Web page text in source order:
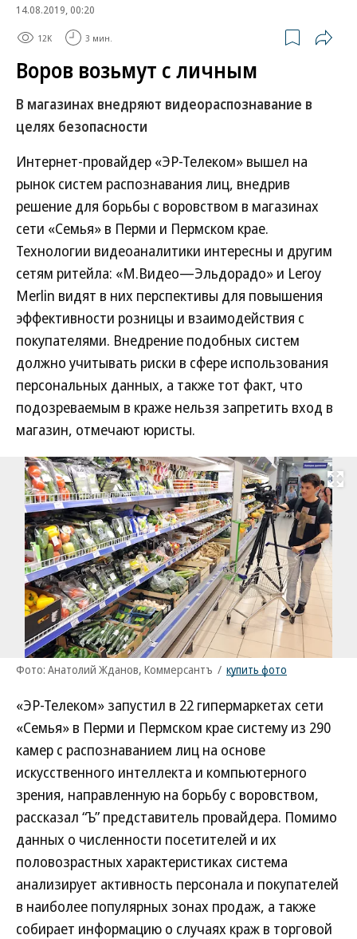
14.08.2019, 00:20
12K 3 мин.
Воров возьмут с личным
В магазинах внедряют видеораспознавание в
целях безопасности
Интернет-провайдер «ЭР-Телеком» вышел на
рынок систем распознавания лиц, внедрив
решение для борьбы с воровством в магазинах
сети «Семья» в Перми и Пермском крае.
Технологии видеоаналитики интересны и другим
сетям ритейла: «М.Видео—Эльдорадо» и Leroy
Merlin видят в них перспективы для повышения
эффективности розницы и взаимодействия с
покупателями. Внедрение подобных систем
должно учитывать риски в сфере использования
персональных данных, а также тот факт, что
подозреваемым в краже нельзя запретить вход в
магазин, отмечают юристы.
Развернуть
Фото: Анатолий Жданов, Коммерсантъ / купить фото
«ЭР-Телеком» запустил в 22 гипермаркетах сети
«Семья» в Перми и Пермском крае систему из 290
камер с распознаванием лиц на основе
искусственного интеллекта и компьютерного
зрения, направленную на борьбу с воровством,
рассказал “Ъ” представитель провайдера. Помимо
данных о численности посетителей и их
половозрастных характеристиках система
анализирует активность персонала и покупателей
в наиболее популярных зонах продаж, а также
собирает информацию о случаях краж в торговой